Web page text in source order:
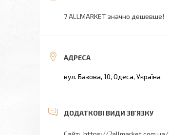
7 ALLMARKET значно дешевше!
вул. Базова, 10, Одеса, Україна